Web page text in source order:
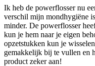
Ik heb de powerflosser nu
verschil mijn mondhygiëne
minder. De powerflosser
kun je hem naar je eigen
opzetstukken kun je
gemakkelijk bij te vullen en
product zeker aan!